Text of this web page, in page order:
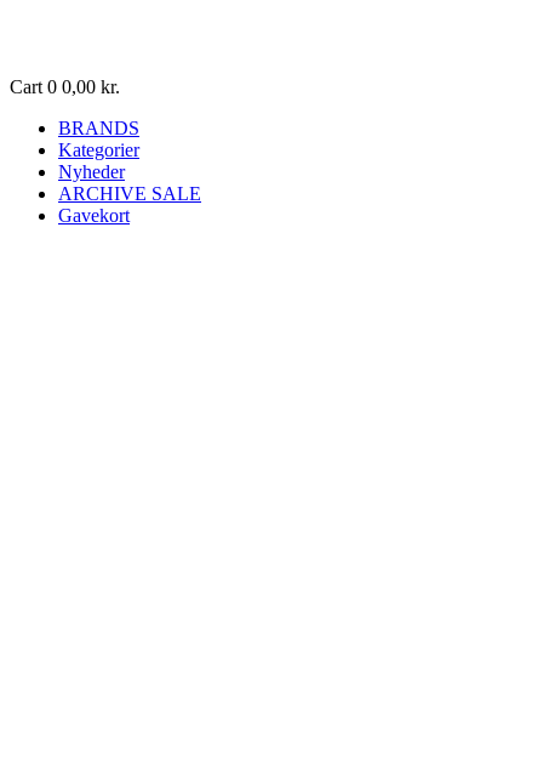
Cart 0 0,00 kr.
BRANDS
Kategorier
Nyheder
ARCHIVE SALE
Gavekort